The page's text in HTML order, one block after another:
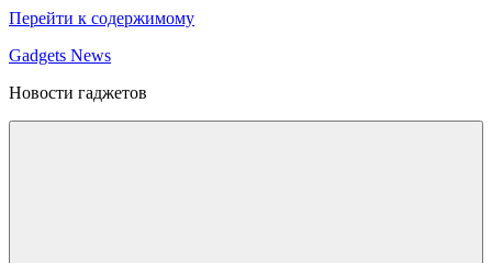
Перейти к содержимому
Gadgets News
Новости гаджетов